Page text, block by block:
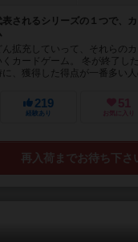
されるシリーズの１つで、
拡充していって、それらのカ
カードゲーム。 冬が終了し
、獲得した得点が一番多い人
219
経験あり
51
お気に入り
再入荷までお待ち下さ